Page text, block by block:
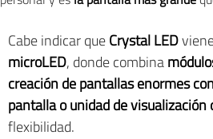
Cabe indicar queCrystal LED
microLED, donde combina
creación de pantallas enormes
pantalla o unidad de
flexibilidad.